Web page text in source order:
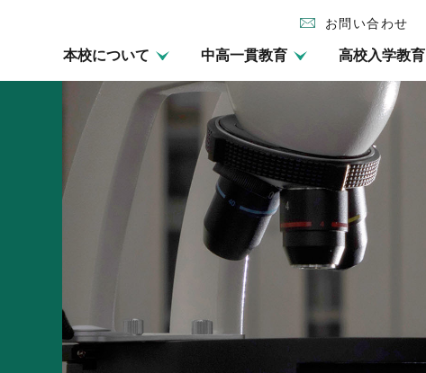
お問い合わせ
本校について 中高一貫教育 高校入学教育